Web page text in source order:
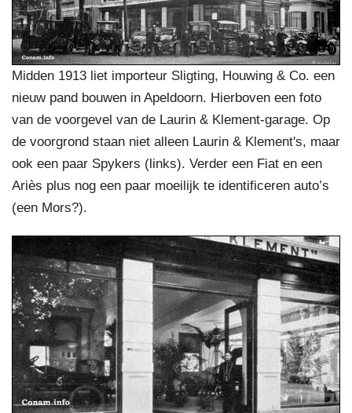
Midden 1913 liet importeur Sligting, Houwing & Co. een
nieuw pand bouwen in Apeldoorn. Hierboven een foto
van de voorgevel van de Laurin & Klement-garage. Op
de voorgrond staan niet alleen Laurin & Klement's, maar
ook een paar Spykers (links). Verder een Fiat en een
Ariès plus nog een paar moeilijk te identificeren auto’s
(een Mors?).